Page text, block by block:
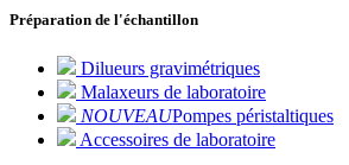
Préparation de l'échantillon
Dilueurs gravimétriques
Malaxeurs de laboratoire
NOUVEAUPompes péristaltiques
Accessoires de laboratoire